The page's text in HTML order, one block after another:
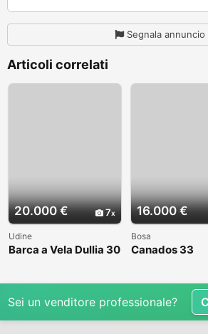
Segnala annuncio
Articoli correlati
20.000 € 7
Udine
Barca a Vela Dullia 30
16.000 €
Bosa
Canados 33
Sei un venditore professionale?